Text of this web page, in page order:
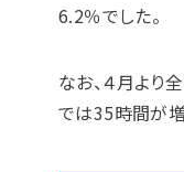
6.2％でした。
なお、４月より
では35時間が増